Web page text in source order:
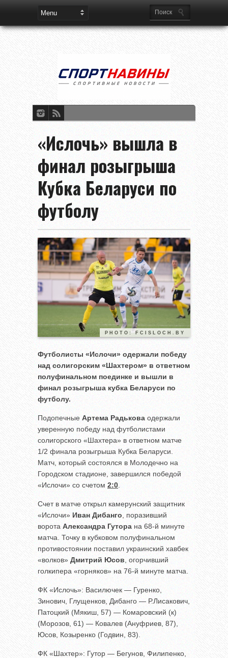
«Ислочь» вышла в
финал розыгрыша
Кубка Беларуси по
футболу
PHOTO: FCISLOCH.BY
Футболисты «Ислочи» одержали победу
над солигорским «Шахтером» в ответном
полуфинальном поединке и вышли в
финал розыгрыша кубка Беларуси по
футболу.
Подопечные Артема Радькова одержали
уверенную победу над футболистами
солигорского «Шахтера» в ответном матче
1/2 финала розыгрыша Кубка Беларуси.
Матч, который состоялся в Молодечно на
Городском стадионе, завершился победой
«Ислочи» со счетом 2:0
Счет в матче открыл камерунский защитник
«Ислочи» Иван Дибанго , поразивший
ворота Александра Гутора на 68-й минуте
матча. Точку в кубковом полуфинальном
противостоянии поставил украинский хавбек
«волков» Дмитрий Юсов , огорчивший
голкипера «горняков» на 76-й минуте матча.
ФК «Ислочь»: Василючек — Гуренко,
Зинович, Глущенков, Дибанго — Р.Лисакович,
Патоцкий (Мякиш, 57) — Комаровский (к)
(Морозов, 61) — Ковалев (Ануфриев, 87),
Юсов, Козыренко (Годвин, 83).
ФК «Шахтер»: Гутор — Бегунов, Филипенко,